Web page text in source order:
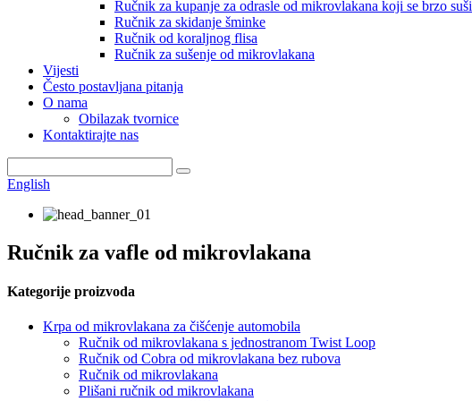
Ručnik za kupanje za odrasle od mikrovlakana koji se brzo suši
Ručnik za skidanje šminke
Ručnik od koraljnog flisa
Ručnik za sušenje od mikrovlakana
Vijesti
Često postavljana pitanja
O nama
Obilazak tvornice
Kontaktirajte nas
English
Ručnik za vafle od mikrovlakana
Kategorije proizvoda
Krpa od mikrovlakana za čišćenje automobila
Ručnik od mikrovlakana s jednostranom Twist Loop
Ručnik od Cobra od mikrovlakana bez rubova
Ručnik od mikrovlakana
Plišani ručnik od mikrovlakana